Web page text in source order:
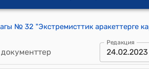
Редакция
24.02.2023